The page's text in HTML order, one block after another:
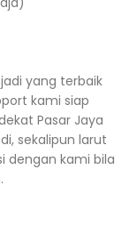
yang terbaik
kami siap
Pasar Jaya
sekalipun larut
dengan kami bila